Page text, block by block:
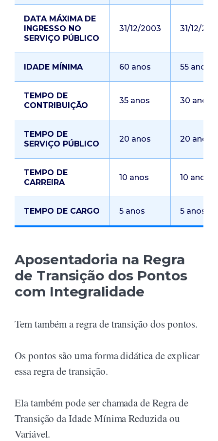
DATA MÁXIMA DE
INGRESSO NO
SERVIÇO PÚBLICO
31/12/2003 31/12/
IDADE MÍNIMA 60 anos 55 anos
TEMPO DE
CONTRIBUIÇÃO
35 anos 30 anos
TEMPO DE
SERVIÇO PÚBLICO
20 anos 20 anos
TEMPO DE
CARREIRA
10 anos 10 anos
TEMPO DE CARGO 5 anos 5 anos
Aposentadoria na Regra
de Transição dos Pontos
com Integralidade
Tem também a regra de transição dos pontos.
Os pontos são uma forma didática de explicar
essa regra de transição.
Ela também pode ser chamada de Regra de
Transição da Idade Mínima Reduzida ou
Variável.